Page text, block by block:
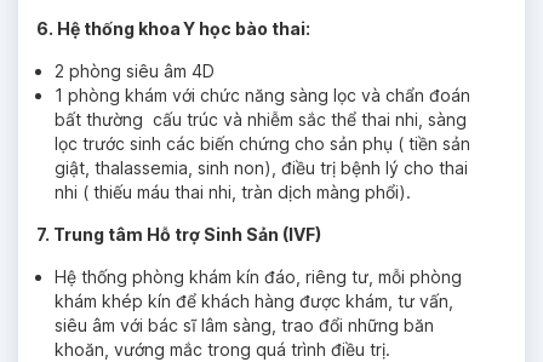
6. Hệ thống khoa Y học bào thai:
2 phòng siêu âm 4D
1 phòng khám với chức năng sàng lọc và chẩn đoán
bất thường cấu trúc và nhiễm sắc thể thai nhi, sàng
lọc trước sinh các biến chứng cho sản phụ ( tiền sản
giật, thalassemia, sinh non), điều trị bệnh lý cho thai
nhi ( thiếu máu thai nhi, tràn dịch màng phổi).
7. Trung tâm Hỗ trợ Sinh Sản (IVF)
Hệ thống phòng khám kín đáo, riêng tư, mỗi phòng
khám khép kín để khách hàng được khám, tư vấn,
siêu âm với bác sĩ lâm sàng, trao đổi những băn
khoăn, vướng mắc trong quá trình điều trị.